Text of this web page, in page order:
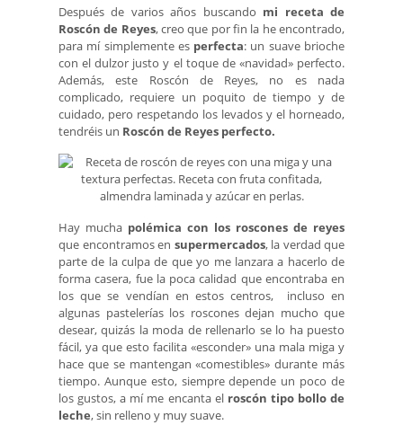
Después de varios años buscando mi receta de
Roscón de Reyes, creo que por fin la he encontrado,
para mí simplemente es perfecta: un suave brioche
con el dulzor justo y el toque de «navidad» perfecto.
Además, este Roscón de Reyes, no es nada
complicado, requiere un poquito de tiempo y de
cuidado, pero respetando los levados y el horneado,
tendréis un Roscón de Reyes perfecto.
Hay mucha polémica con los roscones de reyes
que encontramos en supermercados, la verdad que
parte de la culpa de que yo me lanzara a hacerlo de
forma casera, fue la poca calidad que encontraba en
los que se vendían en estos centros, incluso en
algunas pastelerías los roscones dejan mucho que
desear, quizás la moda de rellenarlo se lo ha puesto
fácil, ya que esto facilita «esconder» una mala miga y
hace que se mantengan «comestibles» durante más
tiempo. Aunque esto, siempre depende un poco de
los gustos, a mí me encanta el roscón tipo bollo de
leche, sin relleno y muy suave.